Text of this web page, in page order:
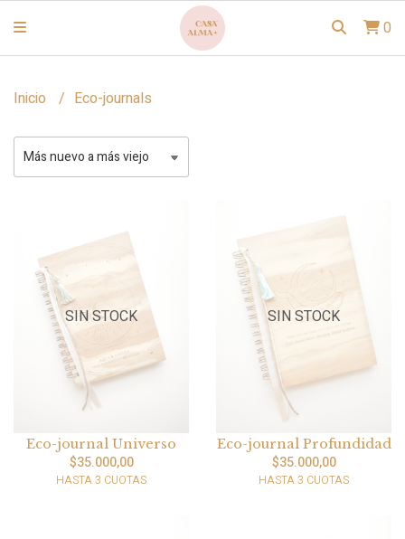
0
Inicio Eco-journals
SIN STOCK
Eco-journal Universo
$35.000,00
HASTA 3 CUOTAS
SIN STOCK
Eco-journal Profundidad
$35.000,00
HASTA 3 CUOTAS